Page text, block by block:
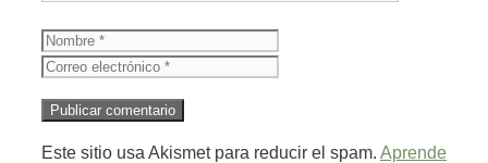
Nombre
Este sitio usa Akismet para reducir el spam. Aprende